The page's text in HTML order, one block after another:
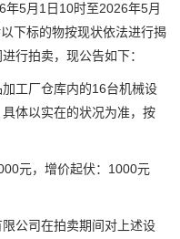
5月1日10时至2026年5月
下标的物按现状依法进行揭
行拍卖，现公告如下：
工厂仓库内的16台机械设
体以实在的状况为准，按
元，增价起伏：1000元
公司在拍卖期间对上述设